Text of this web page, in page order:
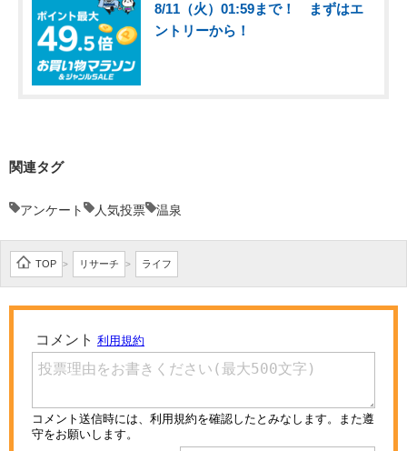
8/11（火）01:59まで！ まずはエ
ントリーから！
関連タグ
アンケート 人気投票 温泉
TOP > リサーチ > ライフ